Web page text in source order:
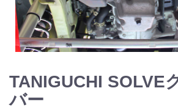
TANIGUCHI SOLVE
バー